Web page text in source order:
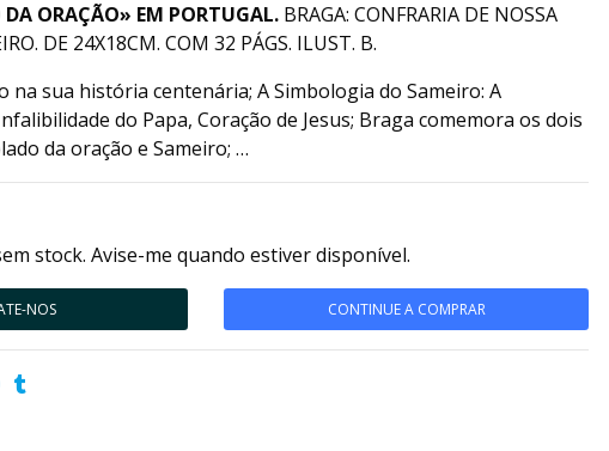
ORAÇÃO» EM PORTUGAL. BRAGA: CONFRARIA DE NOSSA
DE 24X18CM. COM 32 PÁGS. ILUST. B.
na sua história centenária; A Simbologia do Sameiro: A
do Papa, Coração de Jesus; Braga comemora os dois
da oração e Sameiro; …
stock. Avise-me quando estiver disponível.
NOS CONTINUE A COMPRAR